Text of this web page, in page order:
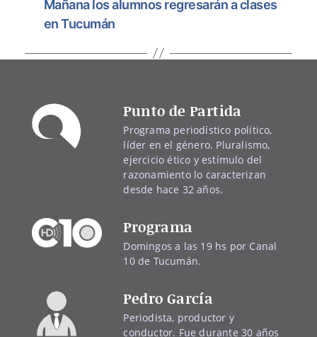
Mañana los alumnos regresarán a clases
en Tucumán
Punto de Partida
Programa periodístico político,
líder en el género. Pluralismo,
ejercicio ético y estímulo del
razonamiento lo caracterizan
desde hace 32 años.
Programa
Domingos a las 19 hs por Canal
10 de Tucumán.
Pedro García
Periodista, productor y
conductor. Fue durante 30 años